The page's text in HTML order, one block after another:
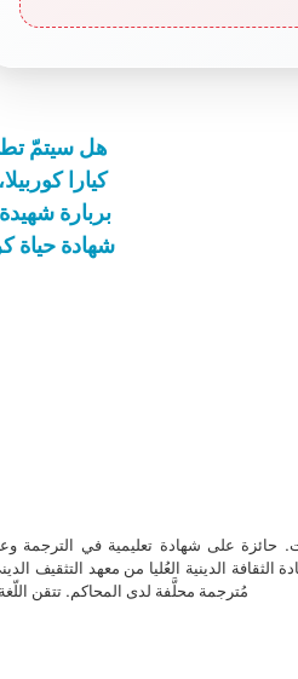
هل سيتمّ
كيارا
بربارة
شهادة حياة
حائزة على شهادة تعليمية في الترجمة
الدينية العُليا من معهد التثقيف
مُترجمة محلَّفة لدى المحاكم. تتقن اللّغة